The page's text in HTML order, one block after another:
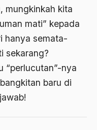
mungkinkah kita
mati” kepada
hanya semata-
sekarang?
“perlucutan”-nya
baru di